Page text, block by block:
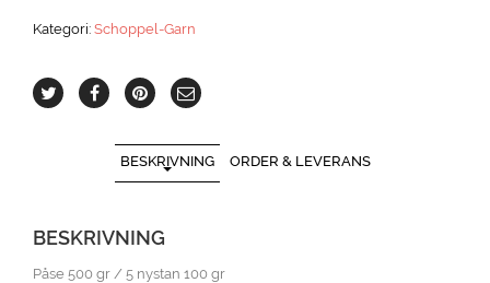
Kategori: Schoppel-Garn
BESKRIVNING ORDER & LEVERANS
BESKRIVNING
Påse 500 gr / 5 nystan 100 gr